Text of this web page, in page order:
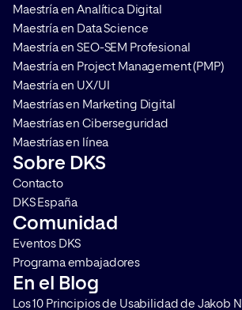
qué es Google Consent Mode […]
Maestría en Analítica Digital
Maestría en Data Science
Maestría en SEO-SEM Profesional
Maestría en Project Management (PMP)
Maestría en UX/UI
Maestrías en Marketing Digital
Maestrías en Ciberseguridad
Maestrías en línea
Sobre DKS
Contacto
DKS España
Comunidad
Eventos DKS
Programa embajadores
En el Blog
Los 10 Principios de Usabilidad de Jakob